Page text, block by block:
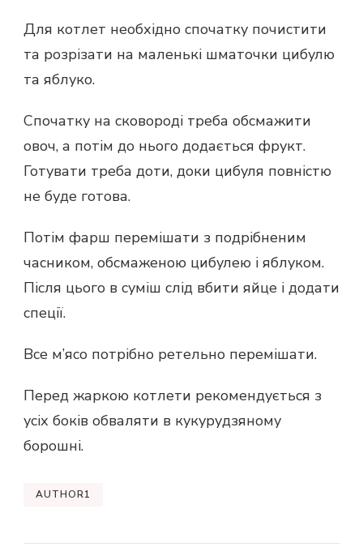
Для котлет необхідно спочатку почистити
та розрізати на маленькі шматочки цибулю
та яблуко.
Спочатку на сковороді треба обсмажити
овоч, а потім до нього додається фрукт.
Готувати треба доти, доки цибуля повністю
не буде готова.
Потім фарш перемішати з подрібненим
часником, обсмаженою цибулею і яблуком.
Після цього в суміш слід вбити яйце і додати
спеції.
Все м’ясо потрібно ретельно перемішати.
Перед жаркою котлети рекомендується з
усіх боків обваляти в кукурудзяному
борошні.
AUTHOR1